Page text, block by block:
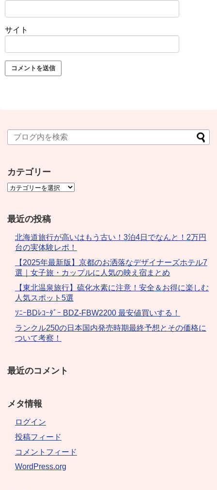
サイト
カテゴリー
最近の投稿
北海道旅行が高いはもう古い！3泊4日でなんと！2万円
台の実体験レポ！
【2025年最新版】京都のお洒落なデザイナーズホテル7
選｜女子旅・カップルに人気の映え宿まとめ
【東北温泉旅行】硫化水素に注意！安全＆お得に楽しむ
人気スポット5選
ｿﾆｰBDﾚｺｰﾀﾞｰ BDZ-FBW2200 最安値買いする！
ランクル250の日本国内発売時期最終予想とその価格に
ついて考察！
最近のコメント
メタ情報
ログイン
投稿フィード
コメントフィード
WordPress.org